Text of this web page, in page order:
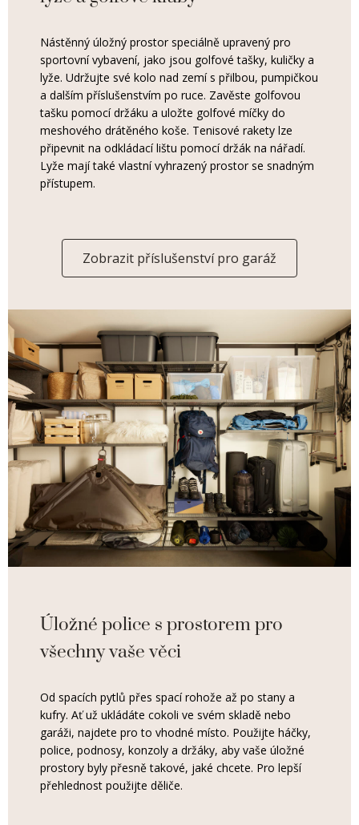
Nástěnný úložný prostor speciálně upravený pro
sportovní vybavení, jako jsou golfové tašky, kuličky a
lyže. Udržujte své kolo nad zemí s přilbou, pumpičkou
a dalším příslušenstvím po ruce. Zavěste golfovou
tašku pomocí držáku a uložte golfové míčky do
meshového drátěného koše. Tenisové rakety lze
připevnit na odkládací lištu pomocí držák na nářadí.
Lyže mají také vlastní vyhrazený prostor se snadným
přístupem.
Zobrazit příslušenství pro garáž
Úložné police s prostorem pro
všechny vaše věci
Od spacích pytlů přes spací rohože až po stany a
kufry. Ať už ukládáte cokoli ve svém skladě nebo
garáži, najdete pro to vhodné místo. Použijte háčky,
police, podnosy, konzoly a držáky, aby vaše úložné
prostory byly přesně takové, jaké chcete. Pro lepší
přehlednost použijte děliče.